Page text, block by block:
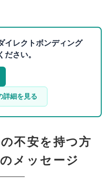
イレクトボンディング
さい。
詳細を見る
不安を持つ方
メッセージ